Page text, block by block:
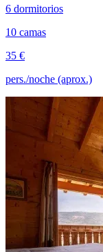
6 dormitorios
10 camas
35 €
pers./noche (aprox.)